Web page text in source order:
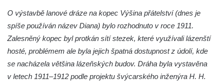
O výstavbě lanové dráze na kopec Výšina přátelství (dnes je
spíše používán název Diana) bylo rozhodnuto v roce 1911.
Zalesněný kopec byl protkán sítí stezek, které využívali lázenští
hosté, problémem ale byla jejich špatná dostupnost z údolí, kde
se nacházela většina lázeňských budov. Dráha byla vystavěna
v letech 1911–1912 podle projektu švýcarského inženýra H. H.